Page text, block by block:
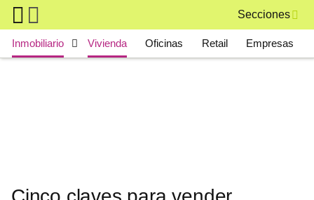
Skip to main content
Secciones
Main navigation
Inmobiliario Vivienda Oficinas Retail Empresas